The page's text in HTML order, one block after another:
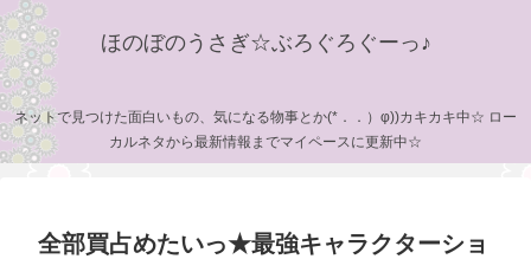
ほのぼのうさぎ☆ぶろぐろぐーっ♪
ネットで見つけた面白いもの、気になる物事とか(*．．）φ))カキカキ中☆ ロー
カルネタから最新情報までマイペースに更新中☆
全部買占めたいっ★最強キャラクターショ